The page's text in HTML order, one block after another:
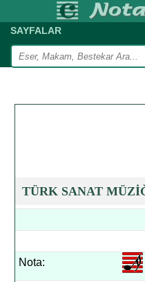
SAYFALAR
TÜRK SANAT
Nota: